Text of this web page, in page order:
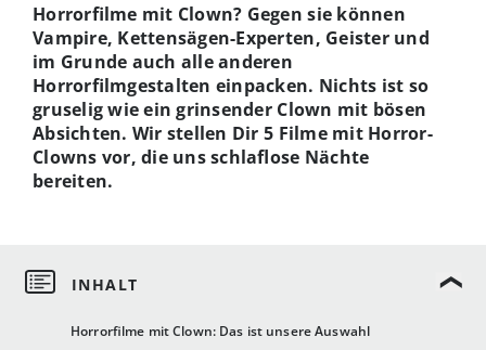
Horrorfilme mit Clown: Das ist unsere Auswahl
Horrorfilme mit Clown? Gegen sie können
Vampire, Kettensägen-Experten, Geister und
im Grunde auch alle anderen
Horrorfilmgestalten einpacken. Nichts ist so
gruselig wie ein grinsender Clown mit bösen
Absichten. Wir stellen Dir 5 Filme mit Horror-
Clowns vor, die uns schlaflose Nächte
bereiten.